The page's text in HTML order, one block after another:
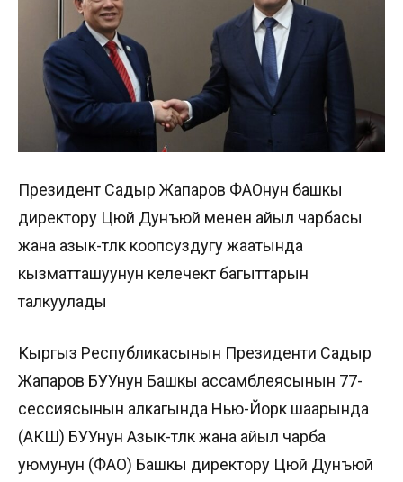
Президент Садыр Жапаров ФАОнун башкы
директору Цюй Дунъюй менен айыл чарбасы
жана азык-түлүк коопсуздугу жаатында
кызматташуунун келечектүү багыттарын
талкуулады
Кыргыз Республикасынын Президенти Садыр
Жапаров БУУнун Башкы ассамблеясынын 77-
сессиясынын алкагында Нью-Йорк шаарында
(АКШ) БУУнун Азык-түлүк жана айыл чарба
уюмунун (ФАО) Башкы директору Цюй Дунъюй